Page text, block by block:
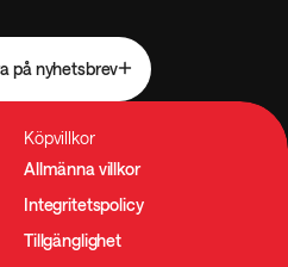
på nyhetsbrev
Köpvillkor
Allmänna villkor
Integritetspolicy
Tillgänglighet